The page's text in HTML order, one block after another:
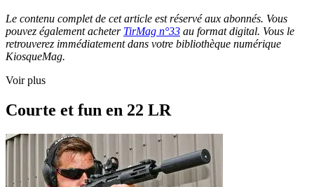
Le contenu complet de cet article est réservé aux abonnés. Vous
pouvez également acheter TirMag n°33 au format digital. Vous le
retrouverez immédiatement dans votre bibliothèque numérique
KiosqueMag.
Voir plus
Courte et fun en 22 LR